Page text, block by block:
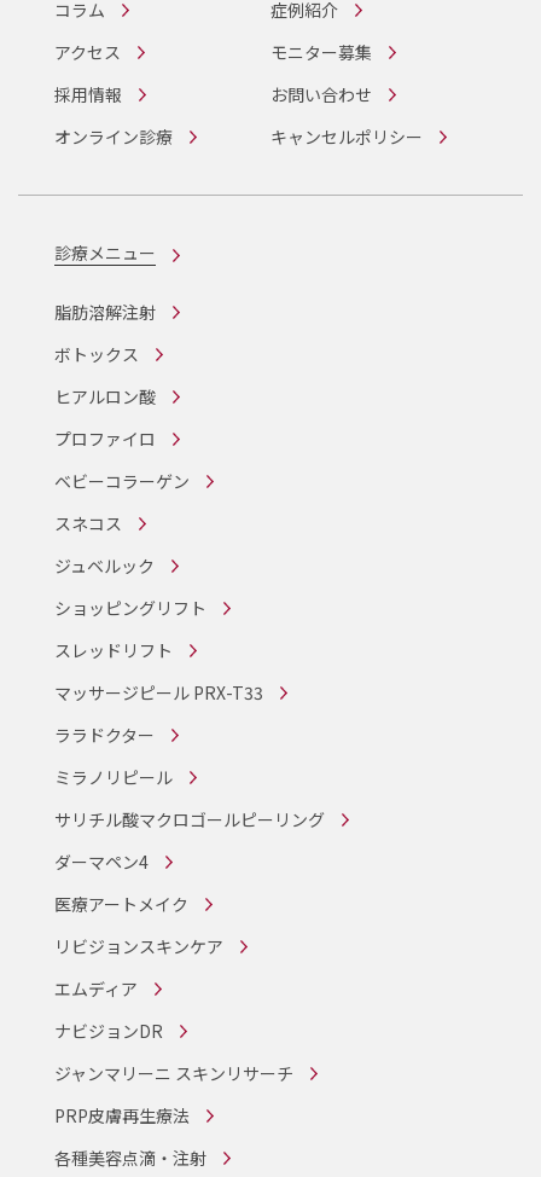
コラム
症例紹介
アクセス
モニター募集
採用情報
お問い合わせ
オンライン診療
キャンセルポリシー
診療メニュー
脂肪溶解注射
ボトックス
ヒアルロン酸
プロファイロ
ベビーコラーゲン
スネコス
ジュベルック
ショッピングリフト
スレッドリフト
マッサージピール PRX-T33
ララドクター
ミラノリピール
サリチル酸マクロゴールピーリング
ダーマペン4
医療アートメイク
リビジョンスキンケア
エムディア
ナビジョンDR
ジャンマリーニ スキンリサーチ
PRP皮膚再生療法
各種美容点滴・注射